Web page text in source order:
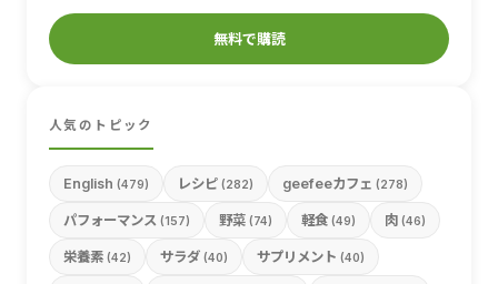
無料で購読
人気のトピック
English (479) レシピ (282) geefeeカフェ (278)
パフォーマンス (157) 野菜 (74) 軽食 (49) 肉 (46)
栄養素 (42) サラダ (40) サプリメント (40)